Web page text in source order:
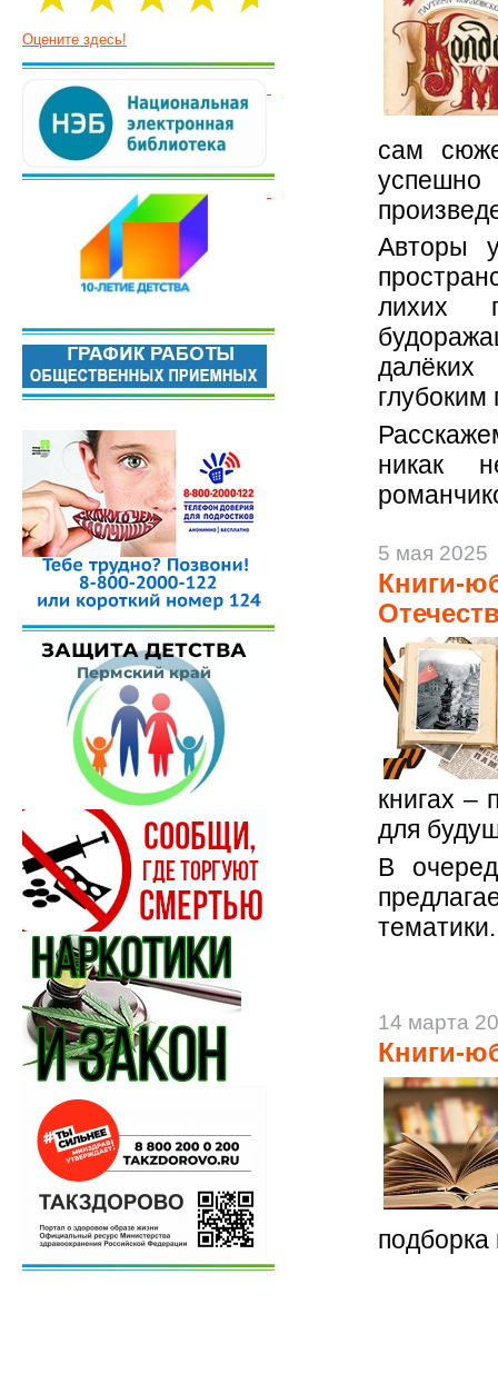
сам
Авторы
лихих
далёких
никак
5 мая 2025
Книги-
книгах –
для
В
тематики.
14 марта
Книги-
подборка
Оцените здесь!